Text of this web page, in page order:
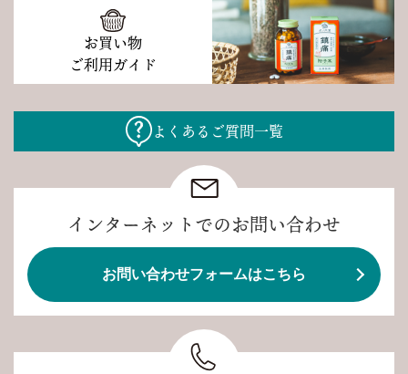
お買い物
ご利用ガイド
よくあるご質問一覧
インターネットでのお問い合わせ
お問い合わせフォームはこちら